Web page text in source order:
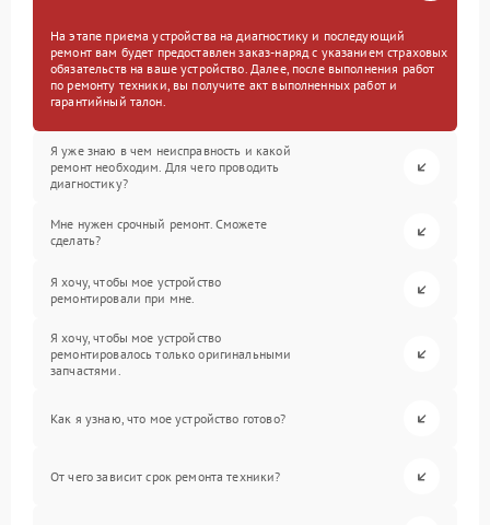
На этапе приема устройства на диагностику и последующий
ремонт вам будет предоставлен заказ-наряд с указанием страховых
обязательств на ваше устройство. Далее, после выполнения работ
по ремонту техники, вы получите акт выполненных работ и
гарантийный талон.
Я уже знаю в чем неисправность и какой
ремонт необходим. Для чего проводить
диагностику?
Мне нужен срочный ремонт. Сможете
сделать?
Я хочу, чтобы мое устройство
ремонтировали при мне.
Я хочу, чтобы мое устройство
ремонтировалось только оригинальными
запчастями.
Как я узнаю, что мое устройство готово?
От чего зависит срок ремонта техники?